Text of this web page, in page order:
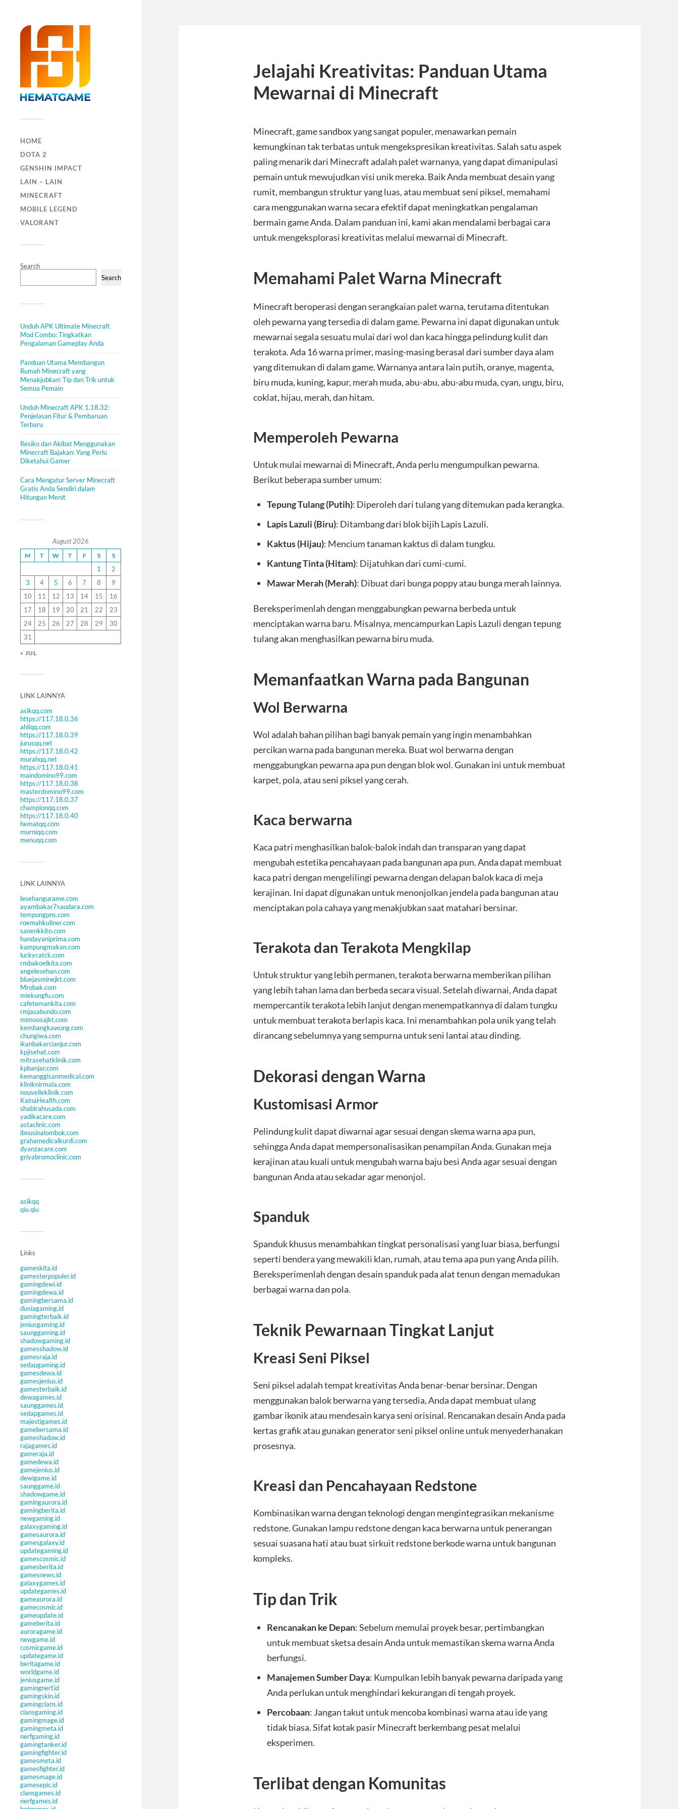
HOME
DOTA 2
GENSHIN IMPACT
LAIN – LAIN
MINECRAFT
MOBILE LEGEND
VALORANT
Search
Search
Unduh APK Ultimate Minecraft
Mod Combo: Tingkatkan
Pengalaman Gameplay Anda
Panduan Utama Membangun
Rumah Minecraft yang
Menakjubkan: Tip dan Trik untuk
Semua Pemain
Unduh Minecraft APK 1.18.32:
Penjelasan Fitur & Pembaruan
Terbaru
Resiko dan Akibat Menggunakan
Minecraft Bajakan: Yang Perlu
Diketahui Gamer
Cara Mengatur Server Minecraft
Gratis Anda Sendiri dalam
Hitungan Menit
August 2026
M T W T F S S
1
2
3
4 5 6 7 8
9
10
11 12 13 14 15
16
17
18 19 20 21 22
23
24
25 26 27 28 29
30
31
« JUL
LINK LAINNYA
asikqq.com
https://117.18.0.36
ahliqq.com
https://117.18.0.39
jurusqq.net
https://117.18.0.42
murahqq.net
https://117.18.0.41
maindomino99.com
https://117.18.0.38
masterdomino99.com
https://117.18.0.37
championqq.com
https://117.18.0.40
hematqq.com
murniqq.com
menuqq.com
LINK LAINNYA
lesehangurame.com
ayambakar7saudara.com
tempongpns.com
roemahkuliner.com
saoenkkito.com
handayaniprima.com
kampungmakan.com
luckycatck.com
rmbakoelkita.com
angelesehan.com
bluejasminejkt.com
Mrobak.com
miekungfu.com
cafetemankita.com
rmjasabundo.com
mimoosajkt.com
kembangkawung.com
chungiwa.com
ikanbakarcianjur.com
kpjisehat.com
mitrasehatklinik.com
kpbanjar.com
kemanggisanmedical.com
kliniknirmala.com
nouvelleklinik.com
KainaHealth.com
shabirahusada.com
yadikacare.com
astaclinic.com
ibnusinalombok.com
grahamedicalkurdi.com
dyanzacare.com
griyabromoclinic.com
asikqq
qiu qiu
Links
gameskita.id
gamesterpopuler.id
gamingdewi.id
gamingdewa.id
gamingbersama.id
duniagaming.id
gamingterbaik.id
jeniusgaming.id
saunggaming.id
shadowgaming.id
gamesshadow.id
gamesraja.id
sedapgaming.id
gamesdewa.id
gamesjenius.id
gamesterbaik.id
dewagames.id
saunggames.id
sedapgames.id
majestigames.id
gamebersama.id
gameshadow.id
rajagames.id
gameraja.id
gamedewa.id
gamejenius.id
dewigame.id
saunggame.id
shadowgame.id
gamingaurora.id
gamingberita.id
newgaming.id
galaxygaming.id
gamesaurora.id
gamesgalaxy.id
updategaming.id
gamescosmic.id
gamesberita.id
gamesnews.id
galaxygames.id
updategames.id
gameaurora.id
gamecosmic.id
gameupdate.id
gameberita.id
auroragame.id
newgame.id
cosmicgame.id
updategame.id
beritagame.id
worldgame.id
jeniusgame.id
gamingnerf.id
gamingskin.id
gamingclans.id
clansgaming.id
gamingmage.id
gamingmeta.id
nerfgaming.id
gamingtanker.id
gamingfighter.id
gamesmeta.id
gamesfighter.id
gamesmage.id
gamesepic.id
clansgames.id
nerfgames.id
Jelajahi Kreativitas: Panduan Utama
Mewarnai di Minecraft
Minecraft, game sandbox yang sangat populer, menawarkan pemain
kemungkinan tak terbatas untuk mengekspresikan kreativitas. Salah satu aspek
paling menarik dari Minecraft adalah palet warnanya, yang dapat dimanipulasi
pemain untuk mewujudkan visi unik mereka. Baik Anda membuat desain yang
rumit, membangun struktur yang luas, atau membuat seni piksel, memahami
cara menggunakan warna secara efektif dapat meningkatkan pengalaman
bermain game Anda. Dalam panduan ini, kami akan mendalami berbagai cara
untuk mengeksplorasi kreativitas melalui mewarnai di Minecraft.
Memahami Palet Warna Minecraft
Minecraft beroperasi dengan serangkaian palet warna, terutama ditentukan
oleh pewarna yang tersedia di dalam game. Pewarna ini dapat digunakan untuk
mewarnai segala sesuatu mulai dari wol dan kaca hingga pelindung kulit dan
terakota. Ada 16 warna primer, masing-masing berasal dari sumber daya alam
yang ditemukan di dalam game. Warnanya antara lain putih, oranye, magenta,
biru muda, kuning, kapur, merah muda, abu-abu, abu-abu muda, cyan, ungu, biru,
coklat, hijau, merah, dan hitam.
Memperoleh Pewarna
Untuk mulai mewarnai di Minecraft, Anda perlu mengumpulkan pewarna.
Berikut beberapa sumber umum:
Tepung Tulang (Putih): Diperoleh dari tulang yang ditemukan pada kerangka.
Lapis Lazuli (Biru): Ditambang dari blok bijih Lapis Lazuli.
Kaktus (Hijau): Mencium tanaman kaktus di dalam tungku.
Kantung Tinta (Hitam): Dijatuhkan dari cumi-cumi.
Mawar Merah (Merah): Dibuat dari bunga poppy atau bunga merah lainnya.
Bereksperimenlah dengan menggabungkan pewarna berbeda untuk
menciptakan warna baru. Misalnya, mencampurkan Lapis Lazuli dengan tepung
tulang akan menghasilkan pewarna biru muda.
Memanfaatkan Warna pada Bangunan
Wol Berwarna
Wol adalah bahan pilihan bagi banyak pemain yang ingin menambahkan
percikan warna pada bangunan mereka. Buat wol berwarna dengan
menggabungkan pewarna apa pun dengan blok wol. Gunakan ini untuk membuat
karpet, pola, atau seni piksel yang cerah.
Kaca berwarna
Kaca patri menghasilkan balok-balok indah dan transparan yang dapat
mengubah estetika pencahayaan pada bangunan apa pun. Anda dapat membuat
kaca patri dengan mengelilingi pewarna dengan delapan balok kaca di meja
kerajinan. Ini dapat digunakan untuk menonjolkan jendela pada bangunan atau
menciptakan pola cahaya yang menakjubkan saat matahari bersinar.
Terakota dan Terakota Mengkilap
Untuk struktur yang lebih permanen, terakota berwarna memberikan pilihan
yang lebih tahan lama dan berbeda secara visual. Setelah diwarnai, Anda dapat
mempercantik terakota lebih lanjut dengan menempatkannya di dalam tungku
untuk membuat terakota berlapis kaca. Ini menambahkan pola unik yang telah
dirancang sebelumnya yang sempurna untuk seni lantai atau dinding.
Dekorasi dengan Warna
Kustomisasi Armor
Pelindung kulit dapat diwarnai agar sesuai dengan skema warna apa pun,
sehingga Anda dapat mempersonalisasikan penampilan Anda. Gunakan meja
kerajinan atau kuali untuk mengubah warna baju besi Anda agar sesuai dengan
bangunan Anda atau sekadar agar menonjol.
Spanduk
Spanduk khusus menambahkan tingkat personalisasi yang luar biasa, berfungsi
seperti bendera yang mewakili klan, rumah, atau tema apa pun yang Anda pilih.
Bereksperimenlah dengan desain spanduk pada alat tenun dengan memadukan
berbagai warna dan pola.
Teknik Pewarnaan Tingkat Lanjut
Kreasi Seni Piksel
Seni piksel adalah tempat kreativitas Anda benar-benar bersinar. Dengan
menggunakan balok berwarna yang tersedia, Anda dapat membuat ulang
gambar ikonik atau mendesain karya seni orisinal. Rencanakan desain Anda pada
kertas grafik atau gunakan generator seni piksel online untuk menyederhanakan
prosesnya.
Kreasi dan Pencahayaan Redstone
Kombinasikan warna dengan teknologi dengan mengintegrasikan mekanisme
redstone. Gunakan lampu redstone dengan kaca berwarna untuk penerangan
sesuai suasana hati atau buat sirkuit redstone berkode warna untuk bangunan
kompleks.
Tip dan Trik
Rencanakan ke Depan: Sebelum memulai proyek besar, pertimbangkan
untuk membuat sketsa desain Anda untuk memastikan skema warna Anda
berfungsi.
Manajemen Sumber Daya: Kumpulkan lebih banyak pewarna daripada yang
Anda perlukan untuk menghindari kekurangan di tengah proyek.
Percobaan: Jangan takut untuk mencoba kombinasi warna atau ide yang
tidak biasa. Sifat kotak pasir Minecraft berkembang pesat melalui
eksperimen.
Terlibat dengan Komunitas